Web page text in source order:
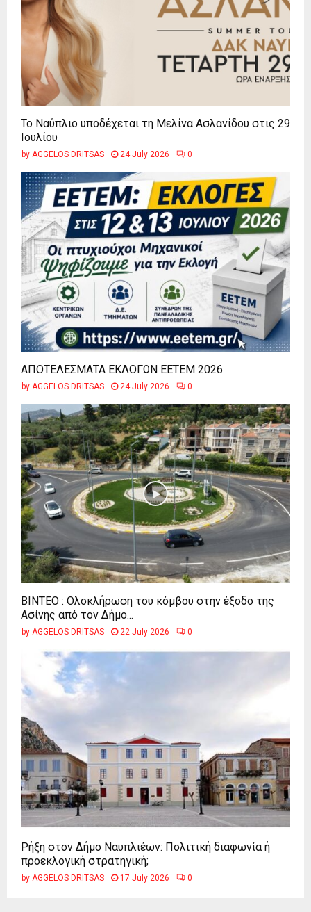
Το Ναύπλιο υποδέχεται τη Μελίνα Ασλανίδου στις 29
Ιουλίου
by AGGELOS DRITSAS 24 July 2026 0
ΑΠΟΤΕΛΕΣΜΑΤΑ ΕΚΛΟΓΩΝ ΕΕΤΕΜ 2026
by AGGELOS DRITSAS 24 July 2026 0
ΒΙΝΤΕΟ : Ολοκλήρωση του κόμβου στην έξοδο της
Ασίνης από τον Δήμο...
by AGGELOS DRITSAS 22 July 2026 0
Ρήξη στον Δήμο Ναυπλιέων: Πολιτική διαφωνία ή
προεκλογική στρατηγική;
by AGGELOS DRITSAS 17 July 2026 0